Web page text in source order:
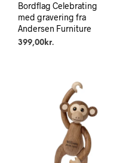
Bordflag Celebrating
med gravering fra
Andersen Furniture
399,00 kr.